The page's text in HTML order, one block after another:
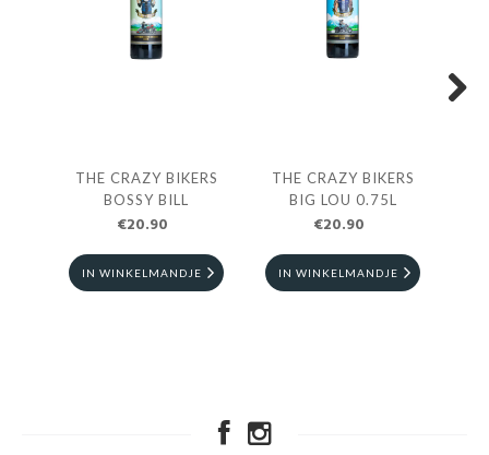
THE CRAZY BIKERS
BOSSY BILL
€20.90
IN WINKELMANDJE
THE CRAZY BIKERS
BIG LOU 0.75L
€20.90
IN WINKELMANDJE